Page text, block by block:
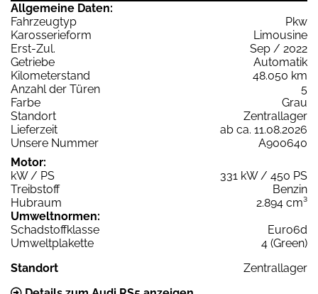
Allgemeine Daten:
Fahrzeugtyp
Pkw
Karosserieform
Limousine
Erst-Zul.
Sep / 2022
Getriebe
Automatik
Kilometerstand
48.050 km
Anzahl der Türen
5
Farbe
Grau
Standort
Zentrallager
Lieferzeit
ab ca. 11.08.2026
Unsere Nummer
A900640
Motor:
kW / PS
331 kW / 450 PS
Treibstoff
Benzin
Hubraum
2.894 cm³
Umweltnormen:
Schadstoffklasse
Euro6d
Umweltplakette
4 (Green)
Standort
Zentrallager